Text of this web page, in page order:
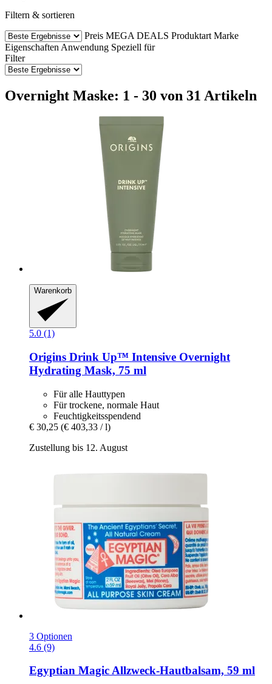
Filtern & sortieren
Preis MEGA DEALS Produktart Marke
Eigenschaften Anwendung Speziell für
Filter
Overnight Maske: 1 - 30 von 31 Artikeln
Warenkorb
5.0 (1)
Origins Drink Up™ Intensive Overnight
Hydrating Mask, 75 ml
Für alle Hauttypen
Für trockene, normale Haut
Feuchtigkeitsspendend
€ 30,25 (€ 403,33 / l)
Zustellung bis 12. August
3 Optionen
4.6 (9)
Egyptian MagicAllzweck-​Hautbalsam, 59 ml